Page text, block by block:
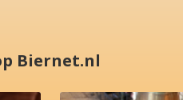
Biernet.nl